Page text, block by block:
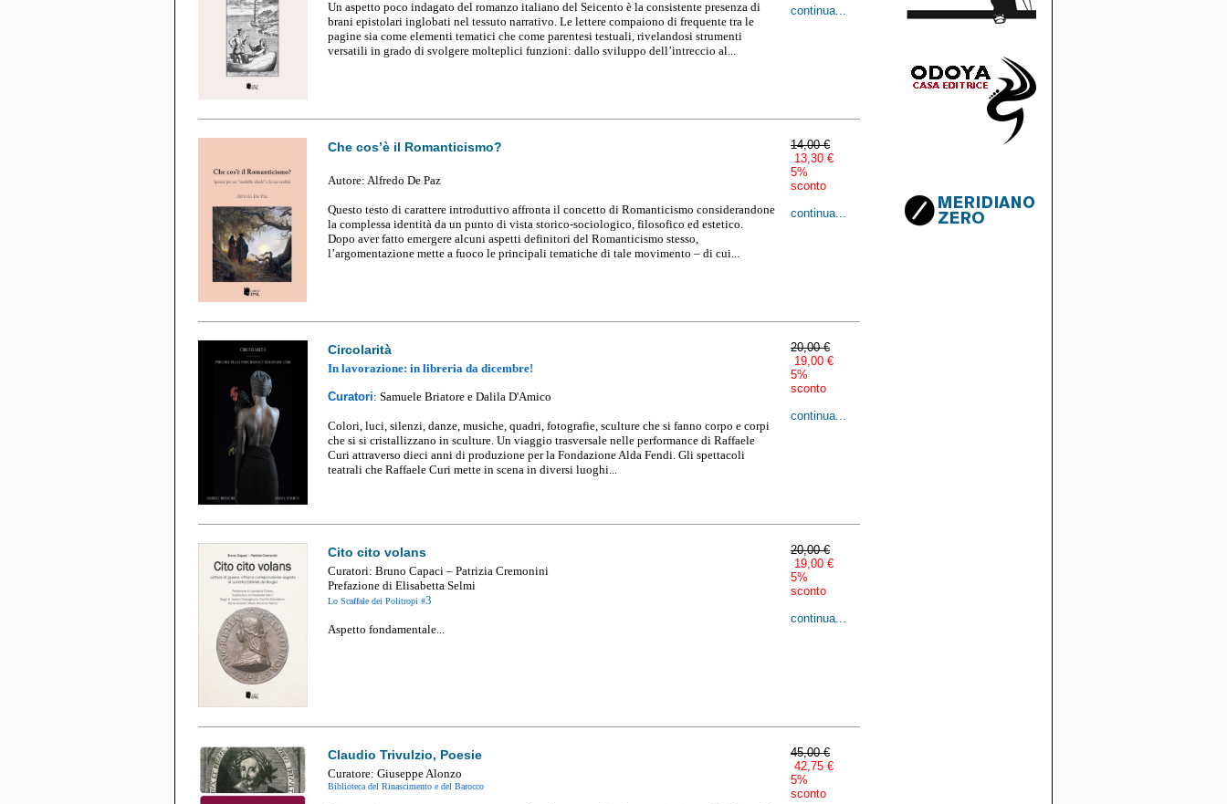
Un aspetto poco indagato del romanzo italiano del Seicento è la consistente presenza di
brani epistolari inglobati nel tessuto narrativo. Le lettere compaiono di frequente tra le
pagine sia come elementi tematici che come parentesi testuali, rivelandosi strumenti
versatili in grado di svolgere molteplici funzioni: dallo sviluppo dell’intreccio al...
continua...
Che cos’è il Romanticismo?
Autore: Alfredo De Paz
Questo testo di carattere introduttivo affronta il concetto di Romanticismo considerandone
la complessa identità da un punto di vista storico-sociologico, filosofico ed estetico.
Dopo aver fatto emergere alcuni aspetti definitori del Romanticismo stesso,
l’argomentazione mette a fuoco le principali tematiche di tale movimento – di cui...
14,00 €
13,30 €
5%
sconto
continua...
Circolarità
In lavorazione: in libreria da dicembre!
Curatori: Samuele Briatore e Dalila D'Amico
Colori, luci, silenzi, danze, musiche, quadri, fotografie, sculture che si fanno corpo e corpi
che si si cristallizzano in sculture. Un viaggio trasversale nelle performance di Raffaele
Curi attraverso dieci anni di produzione per la Fondazione Alda Fendi. Gli spettacoli
teatrali che Raffaele Curi mette in scena in diversi luoghi...
20,00 €
19,00 €
5%
sconto
continua...
Cito cito volans
Curatori: Bruno Capaci – Patrizia Cremonini
Prefazione di Elisabetta Selmi
Lo Scaffale dei Politropi #3
Aspetto fondamentale...
20,00 €
19,00 €
5%
sconto
continua...
Claudio Trivulzio, Poesie
Curatore: Giuseppe Alonzo
Biblioteca del Rinascimento e del Barocco
45,00 €
42,75 €
5%
sconto